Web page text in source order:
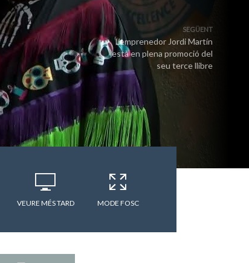
SEGÜENT
L’emprenedor Jordi Martín
està en plena promoció del
seu terce llibre
VEURE MÉS TARD MODE FOSC